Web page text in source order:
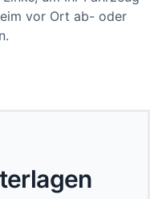
vor Ort ab- oder